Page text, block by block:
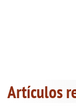
Artículos